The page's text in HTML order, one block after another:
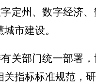
定州 、数字经济
市建设。
有关部门统一部署
关指标标准规范 ，